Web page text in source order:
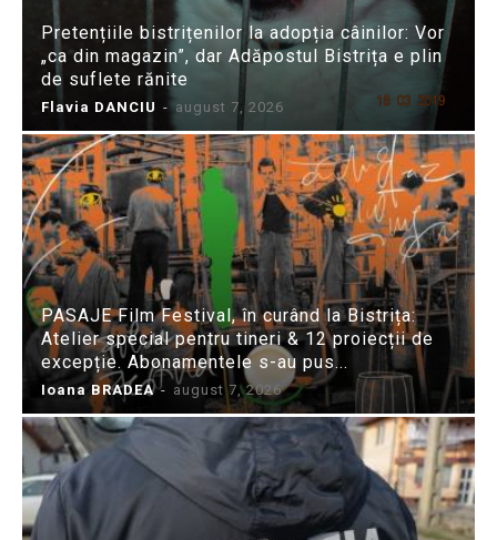
Pretențiile bistrițenilor la adopția câinilor: Vor
„ca din magazin”, dar Adăpostul Bistrița e plin
de suflete rănite
Flavia DANCIU - august 7, 2026
PASAJE Film Festival, în curând la Bistrița:
Atelier special pentru tineri & 12 proiecții de
excepție. Abonamentele s-au pus...
Ioana BRADEA - august 7, 2026